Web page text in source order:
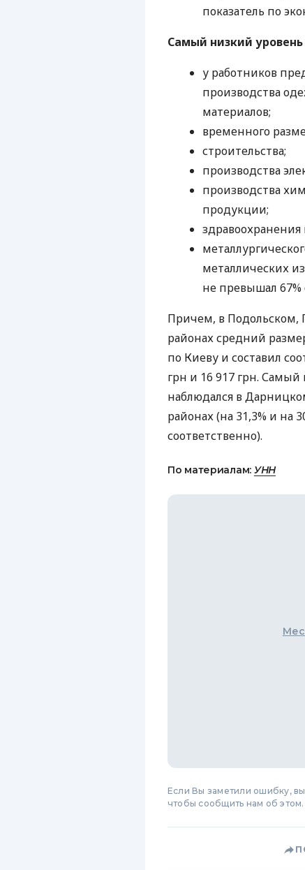
показатель по
Самый низкий
у работников
производства
материалов;
временного
строительства;
производства
производства
продукции;
металлических
не превышал 67%
Причем, в Подольском,
районах средний
по Киеву и составил
грн и 16 917 грн.
наблюдался в
районах (на 31,3% и на
соответственно).
По материалам: УНН
Если Вы заметили ошибку,
чтобы сообщить нам об этом.